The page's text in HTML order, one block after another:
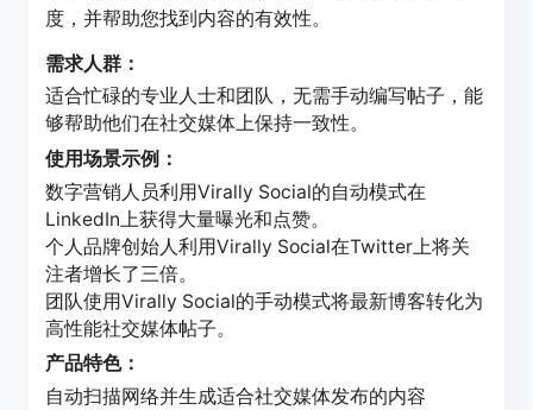
度，并帮助您找到内容的有效性。
需求人群：
适合忙碌的专业人士和团队，无需手动编写帖子，能
够帮助他们在社交媒体上保持一致性。
使用场景示例：
数字营销人员利用Virally Social的自动模式在
LinkedIn上获得大量曝光和点赞。
个人品牌创始人利用Virally Social在Twitter上将关
注者增长了三倍。
团队使用Virally Social的手动模式将最新博客转化为
高性能社交媒体帖子。
产品特色：
自动扫描网络并生成适合社交媒体发布的内容